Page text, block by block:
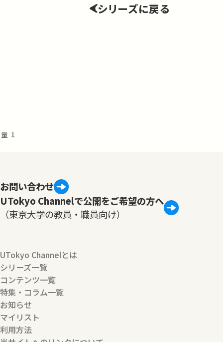
シリーズに戻る
1
お問い合わせ
UTokyo Channelで公開をご希望の方へ
（東京大学の教員・職員向け）
UTokyo Channelとは
シリーズ一覧
コンテンツ一覧
特集・コラム一覧
お知らせ
マイリスト
利用方法